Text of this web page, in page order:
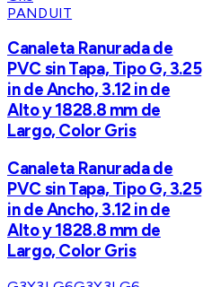
PANDUIT
Canaleta Ranurada de
PVC sin Tapa, Tipo G, 3.25
in de Ancho, 3.12 in de
Alto y 1828.8 mm de
Largo, Color Gris
Canaleta Ranurada de
PVC sin Tapa, Tipo G, 3.25
in de Ancho, 3.12 in de
Alto y 1828.8 mm de
Largo, Color Gris